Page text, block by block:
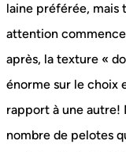
laine préférée,
attention
après, la texture «
énorme sur le choix
rapport à une autre!
nombre de pelotes